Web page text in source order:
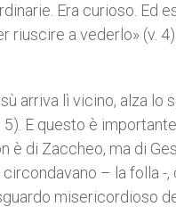
Era curioso. Ed
riuscire a vederlo» (v.
arriva lì vicino, alza lo
E questo è
è di Zaccheo, ma di
– la folla -
misericordioso